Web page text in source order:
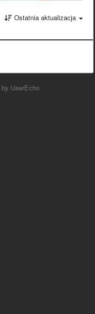
Ostatnia aktualizacja
by UserEcho